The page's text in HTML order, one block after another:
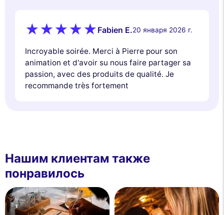
Fabien E.20 января 2026 г.
Incroyable soirée. Merci à Pierre pour son
animation et d'avoir su nous faire partager sa
passion, avec des produits de qualité. Je
recommande très fortement
Нашим клиентам также
понравилось